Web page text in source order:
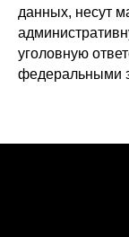
данных, несут
уголовную
федеральными